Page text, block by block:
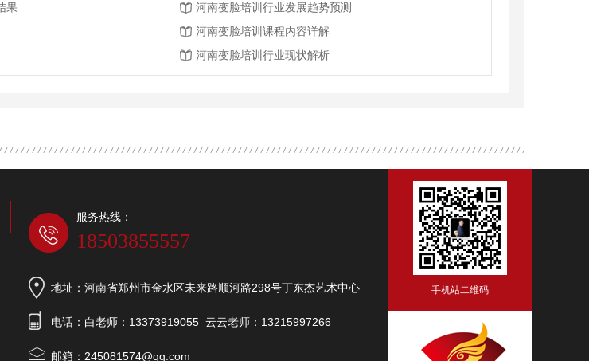
果
河南变脸培训行业发展趋势预测
河南变脸培训课程内容详解
河南变脸培训行业现状解析
服务热线：
18503855557
地址：河南省郑州市金水区未来路顺河路298号丁东杰艺术中心
电话：白老师：13373919055 云云老师：13215997266
邮箱：245081574@qq.com
手机站二维码